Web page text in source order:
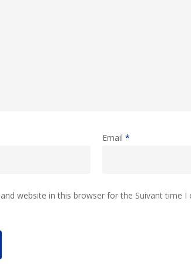
Email *
website in this browser for the Suivant time I